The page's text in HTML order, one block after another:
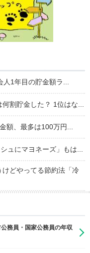
1年目の貯金額ラ...
割貯金した？ 1位はな...
額、最多は100万円...
ュにマヨネーズ」もは...
どやってる節約法「冷
務員・国家公務員の年収